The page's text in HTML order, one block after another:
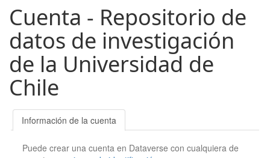
Cuenta - Repositorio de
datos de investigación
de la Universidad de
Chile
Información de la cuenta
Puede crear una cuenta en Dataverse con cualquiera de